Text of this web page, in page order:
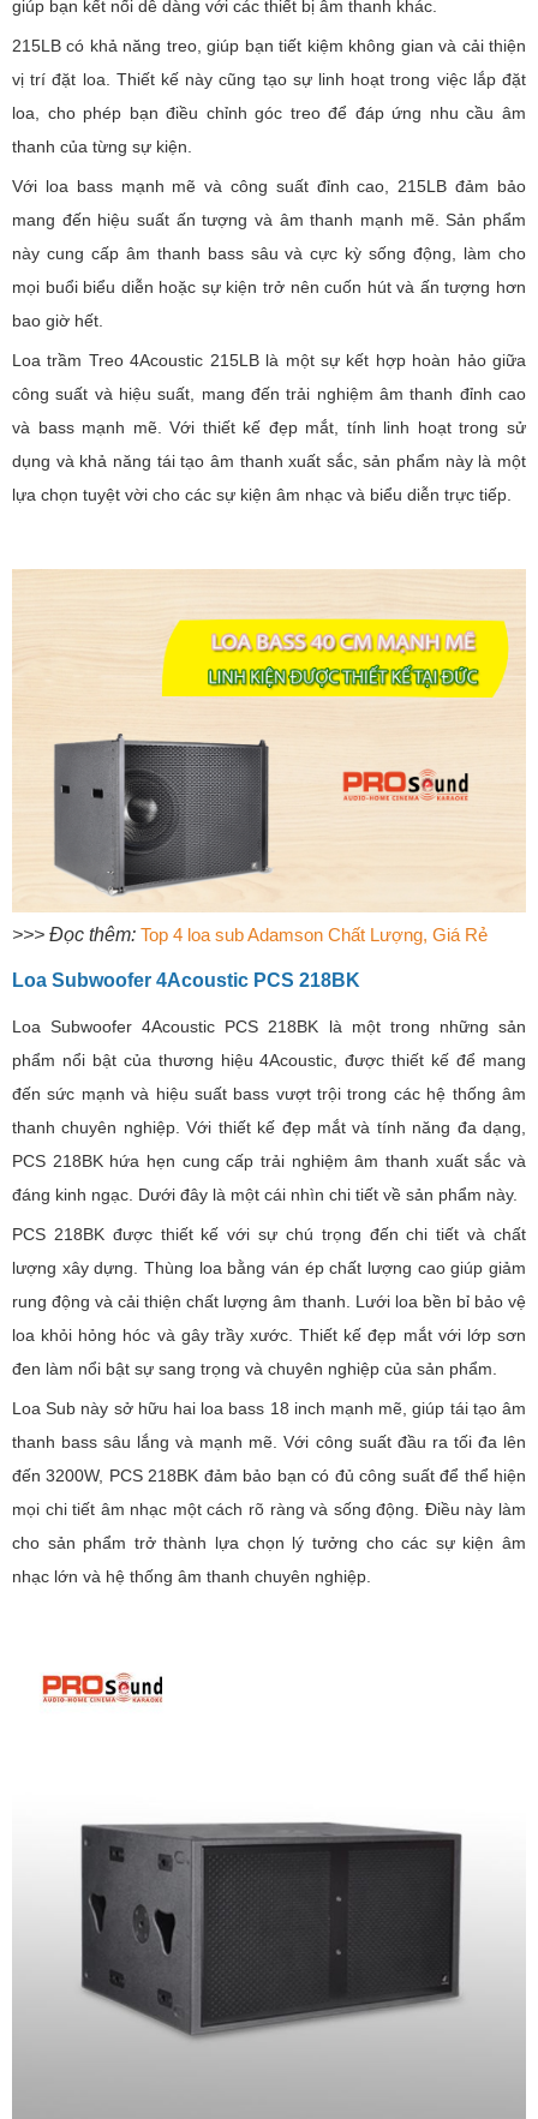
giúp bạn kết nối dễ dàng với các thiết bị âm thanh khác.
215LB có khả năng treo, giúp bạn tiết kiệm không gian và cải thiện
vị trí đặt loa. Thiết kế này cũng tạo sự linh hoạt trong việc lắp đặt
loa, cho phép bạn điều chỉnh góc treo để đáp ứng nhu cầu âm
thanh của từng sự kiện.
Với loa bass mạnh mẽ và công suất đỉnh cao, 215LB đảm bảo
mang đến hiệu suất ấn tượng và âm thanh mạnh mẽ. Sản phẩm
này cung cấp âm thanh bass sâu và cực kỳ sống động, làm cho
mọi buổi biểu diễn hoặc sự kiện trở nên cuốn hút và ấn tượng hơn
bao giờ hết.
Loa trầm Treo 4Acoustic 215LB là một sự kết hợp hoàn hảo giữa
công suất và hiệu suất, mang đến trải nghiệm âm thanh đỉnh cao
và bass mạnh mẽ. Với thiết kế đẹp mắt, tính linh hoạt trong sử
dụng và khả năng tái tạo âm thanh xuất sắc, sản phẩm này là một
lựa chọn tuyệt vời cho các sự kiện âm nhạc và biểu diễn trực tiếp.
>>> Đọc thêm: Top 4 loa sub Adamson Chất Lượng, Giá Rẻ
Loa Subwoofer 4Acoustic PCS 218BK
Loa Subwoofer 4Acoustic PCS 218BK là một trong những sản
phẩm nổi bật của thương hiệu 4Acoustic, được thiết kế để mang
đến sức mạnh và hiệu suất bass vượt trội trong các hệ thống âm
thanh chuyên nghiệp. Với thiết kế đẹp mắt và tính năng đa dạng,
PCS 218BK hứa hẹn cung cấp trải nghiệm âm thanh xuất sắc và
đáng kinh ngạc. Dưới đây là một cái nhìn chi tiết về sản phẩm này.
PCS 218BK được thiết kế với sự chú trọng đến chi tiết và chất
lượng xây dựng. Thùng loa bằng ván ép chất lượng cao giúp giảm
rung động và cải thiện chất lượng âm thanh. Lưới loa bền bỉ bảo vệ
loa khỏi hỏng hóc và gây trầy xước. Thiết kế đẹp mắt với lớp sơn
đen làm nổi bật sự sang trọng và chuyên nghiệp của sản phẩm.
Loa Sub này sở hữu hai loa bass 18 inch mạnh mẽ, giúp tái tạo âm
thanh bass sâu lắng và mạnh mẽ. Với công suất đầu ra tối đa lên
đến 3200W, PCS 218BK đảm bảo bạn có đủ công suất để thể hiện
mọi chi tiết âm nhạc một cách rõ ràng và sống động. Điều này làm
cho sản phẩm trở thành lựa chọn lý tưởng cho các sự kiện âm
nhạc lớn và hệ thống âm thanh chuyên nghiệp.